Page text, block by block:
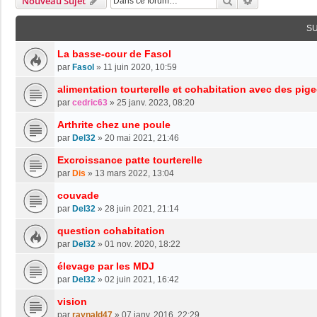
La basse-cour de Fasol
par Fasol » 11 juin 2020, 10:59
alimentation tourterelle et cohabitation avec des
par cedric63 » 25 janv. 2023, 08:20
Arthrite chez une poule
par Del32 » 20 mai 2021, 21:46
Excroissance patte tourterelle
par Dis » 13 mars 2022, 13:04
couvade
par Del32 » 28 juin 2021, 21:14
question cohabitation
par Del32 » 01 nov. 2020, 18:22
élevage par les MDJ
par Del32 » 02 juin 2021, 16:42
vision
par raynald47 » 07 janv. 2016, 22:29